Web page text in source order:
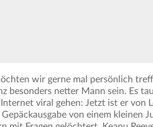
wir gerne mal persönlich
besonders netter Mann sein. Es
viral gehen: Jetzt ist er von
von einem kleinen